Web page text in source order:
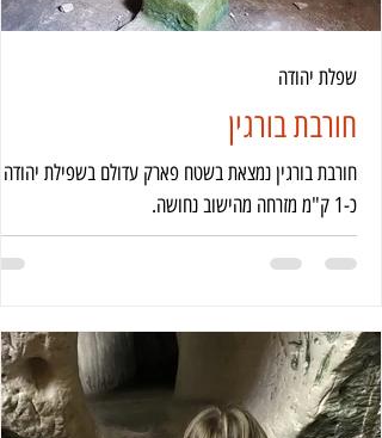
חורבת בורגין
חורבת בורגין נמצאת בשטח פארק עדולם בשפילת יהודה
כ-1 ק"מ מזרחה מהישוב נחושה.
שפלת יהודה